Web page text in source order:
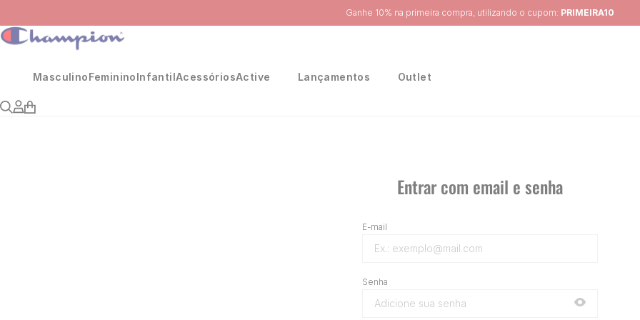
Frete Grátispara
MasculinoFemininoInfantilAcessóriosActive Lançamentos Outlet
Entrar com email e senha